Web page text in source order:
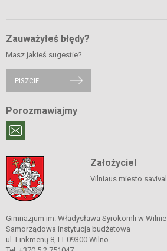
Zauważyłeś błędy?
Masz jakieś sugestie?
PISZCIE
Porozmawiajmy
Założyciel
Vilniaus miesto
Gimnazjum im. Władysława Syrokomli w Wilnie
Samorządowa instytucja budżetowa
ul. Linkmenų 8, LT-09300 Wilno